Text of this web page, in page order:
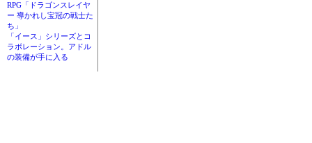
RPG「ドラゴンスレイヤ
ー 導かれし宝冠の戦士た
ち」
「イース」シリーズとコ
ラボレーション。アドル
の装備が手に入る